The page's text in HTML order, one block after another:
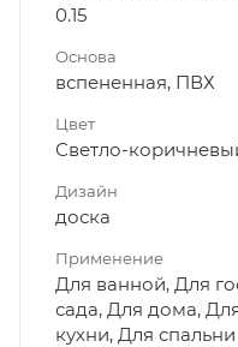
0.15
Основа
вспененная, ПВХ
Цвет
Светло-
Дизайн
доска
Применение
Для ванной, Для
сада, Для дома,
кухни, Для спальни